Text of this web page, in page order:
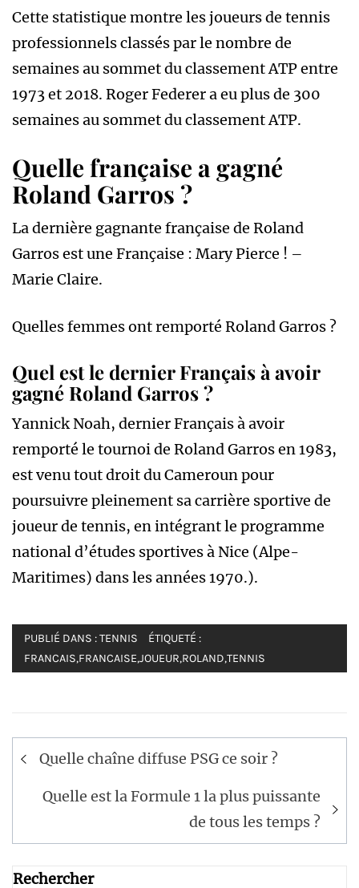
Cette statistique montre les joueurs de tennis
professionnels classés par le nombre de
semaines au sommet du classement ATP entre
1973 et 2018. Roger Federer a eu plus de 300
semaines au sommet du classement ATP.
Quelle française a gagné
Roland Garros ?
La dernière gagnante française de Roland
Garros est une Française : Mary Pierce ! –
Marie Claire.
Quelles femmes ont remporté Roland Garros ?
Quel est le dernier Français à avoir
gagné Roland Garros ?
Yannick Noah, dernier Français à avoir
remporté le tournoi de Roland Garros en 1983,
est venu tout droit du Cameroun pour
poursuivre pleinement sa carrière sportive de
joueur de tennis, en intégrant le programme
national d’études sportives à Nice (Alpe-
Maritimes) dans les années 1970.).
PUBLIÉ DANS :TENNIS
ÉTIQUETÉ :
FRANCAIS,FRANCAISE,JOUEUR,ROLAND,TENNIS
Navigation
l’article
Quelle chaîne diffuse PSG ce soir ?
Quelle est la Formule 1 la plus puissante
de tous les temps ?
Rechercher